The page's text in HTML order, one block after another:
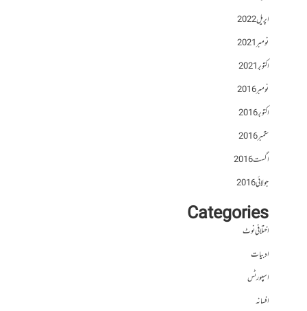
اپریل 2022
نومبر 2021
اکتوبر 2021
نومبر 2016
اکتوبر 2016
ستمبر 2016
اگست 2016
جولائی 2016
Categories
اختلافی نوٹ
ادبیات
اسپورٹس
افسانہ